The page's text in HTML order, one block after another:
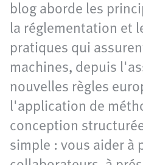
blog aborde les
la réglementation et
pratiques qui
machines, depuis
nouvelles règles
l'application de
conception
simple : vous aider à